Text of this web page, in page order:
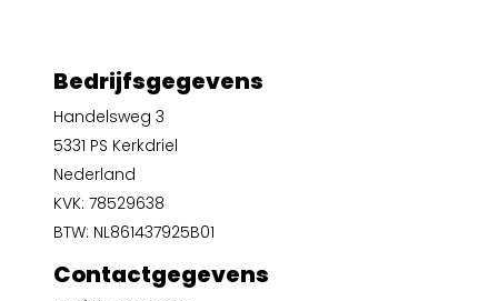
Bedrijfsgegevens
Handelsweg 3
5331 PS Kerkdriel
Nederland
KVK: 78529638
BTW: NL861437925B01
Contactgegevens